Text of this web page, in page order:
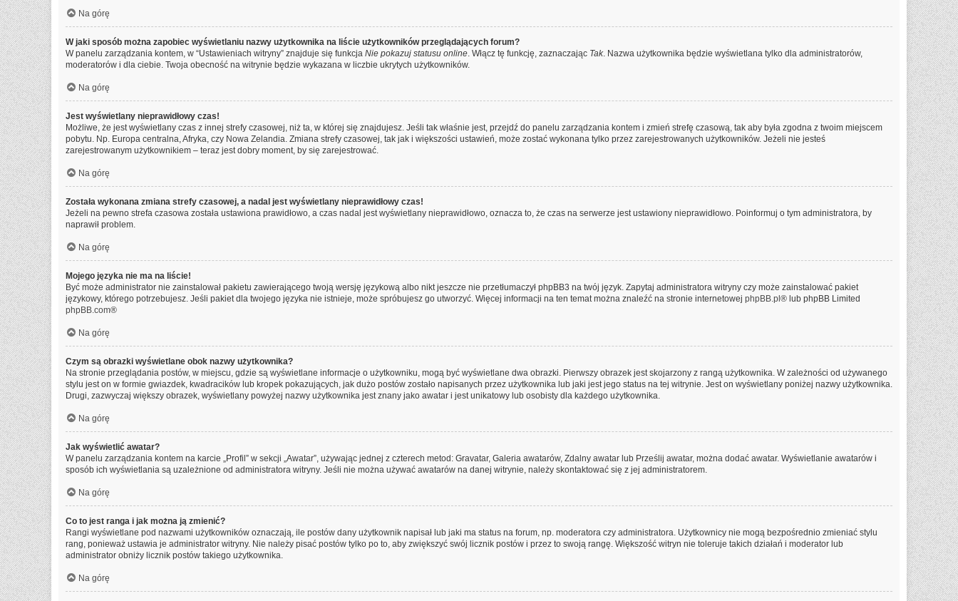
Na górę
W jaki sposób można zapobiec wyświetlaniu nazwy użytkownika na liście użytkowników przeglądających forum?
W panelu zarządzania kontem, w “Ustawieniach witryny” znajduje się funkcja Nie pokazuj statusu online. Włącz tę funkcję, zaznaczając Tak. Nazwa użytkownika będzie wyświetlana tylko dla administratorów,
moderatorów i dla ciebie. Twoja obecność na witrynie będzie wykazana w liczbie ukrytych użytkowników.
Na górę
Jest wyświetlany nieprawidłowy czas!
Możliwe, że jest wyświetlany czas z innej strefy czasowej, niż ta, w której się znajdujesz. Jeśli tak właśnie jest, przejdź do panelu zarządzania kontem i zmień strefę czasową, tak aby była zgodna z twoim miejscem
pobytu. Np. Europa centralna, Afryka, czy Nowa Zelandia. Zmiana strefy czasowej, tak jak i większości ustawień, może zostać wykonana tylko przez zarejestrowanych użytkowników. Jeżeli nie jesteś
zarejestrowanym użytkownikiem – teraz jest dobry moment, by się zarejestrować.
Na górę
Została wykonana zmiana strefy czasowej, a nadal jest wyświetlany nieprawidłowy czas!
Jeżeli na pewno strefa czasowa została ustawiona prawidłowo, a czas nadal jest wyświetlany nieprawidłowo, oznacza to, że czas na serwerze jest ustawiony nieprawidłowo. Poinformuj o tym administratora, by
naprawił problem.
Na górę
Mojego języka nie ma na liście!
Być może administrator nie zainstalował pakietu zawierającego twoją wersję językową albo nikt jeszcze nie przetłumaczył phpBB3 na twój język. Zapytaj administratora witryny czy może zainstalować pakiet
językowy, którego potrzebujesz. Jeśli pakiet dla twojego języka nie istnieje, może spróbujesz go utworzyć. Więcej informacji na ten temat można znaleźć na stronie internetowej phpBB.pl ® lub phpBB Limited
phpBB.com®
Na górę
Czym są obrazki wyświetlane obok nazwy użytkownika?
Na stronie przeglądania postów, w miejscu, gdzie są wyświetlane informacje o użytkowniku, mogą być wyświetlane dwa obrazki. Pierwszy obrazek jest skojarzony z rangą użytkownika. W zależności od używanego
stylu jest on w formie gwiazdek, kwadracików lub kropek pokazujących, jak dużo postów zostało napisanych przez użytkownika lub jaki jest jego status na tej witrynie. Jest on wyświetlany poniżej nazwy użytkownika.
Drugi, zazwyczaj większy obrazek, wyświetlany powyżej nazwy użytkownika jest znany jako awatar i jest unikatowy lub osobisty dla każdego użytkownika.
Na górę
Jak wyświetlić awatar?
W panelu zarządzania kontem na karcie „Profil” w sekcji „Awatar”, używając jednej z czterech metod: Gravatar, Galeria awatarów, Zdalny awatar lub Prześlij awatar, można dodać awatar. Wyświetlanie awatarów i
sposób ich wyświetlania są uzależnione od administratora witryny. Jeśli nie można używać awatarów na danej witrynie, należy skontaktować się z jej administratorem.
Na górę
Co to jest ranga i jak można ją zmienić?
Rangi wyświetlane pod nazwami użytkowników oznaczają, ile postów dany użytkownik napisał lub jaki ma status na forum, np. moderatora czy administratora. Użytkownicy nie mogą bezpośrednio zmieniać stylu
rang, ponieważ ustawia je administrator witryny. Nie należy pisać postów tylko po to, aby zwiększyć swój licznik postów i przez to swoją rangę. Większość witryn nie toleruje takich działań i moderator lub
administrator obniży licznik postów takiego użytkownika.
Na górę